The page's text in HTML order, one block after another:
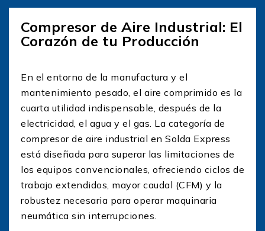
Compresor de Aire Industrial: El
Corazón de tu Producción
En el entorno de la manufactura y el
mantenimiento pesado, el aire comprimido es la
cuarta utilidad indispensable, después de la
electricidad, el agua y el gas. La categoría de
compresor de aire industrial en Solda Express
está diseñada para superar las limitaciones de
los equipos convencionales, ofreciendo ciclos de
trabajo extendidos, mayor caudal (CFM) y la
robustez necesaria para operar maquinaria
neumática sin interrupciones.